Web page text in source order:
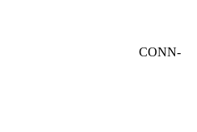
CONN-